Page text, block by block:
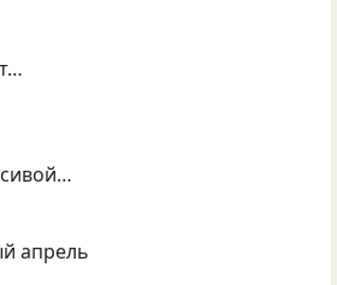
апрель